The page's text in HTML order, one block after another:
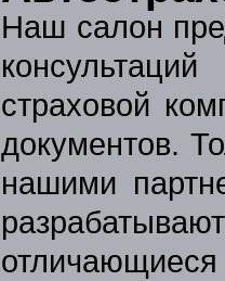
Наш салон
страховой
документов.
нашими